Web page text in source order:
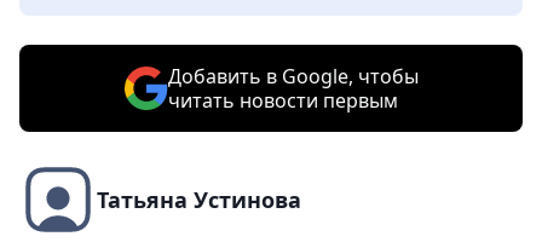
Добавить в Google, чтобы
читать новости первым
Татьяна Устинова